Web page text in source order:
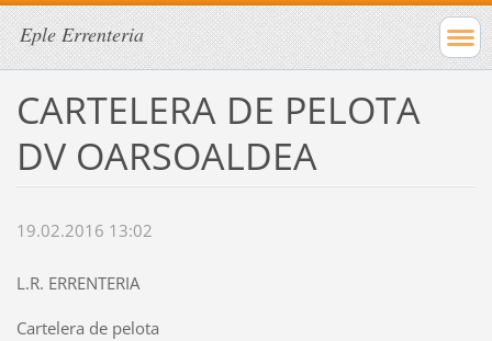
Eple Errenteria
CARTELERA DE PELOTA
DV OARSOALDEA
19.02.2016 13:02
L.R. ERRENTERIA
Cartelera de pelota